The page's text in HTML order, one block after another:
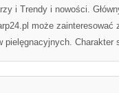
i Trendy i nowości.
może zainteresować
pielęgnacyjnych.